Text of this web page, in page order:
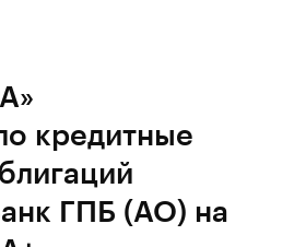
кредитные
ГПБ (АО) на